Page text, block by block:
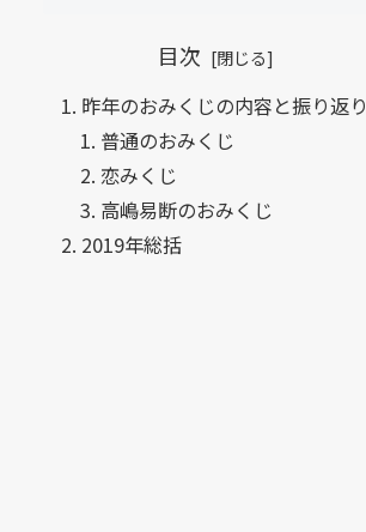
目次
昨年のおみくじの内容と振り返り
普通のおみくじ
恋みくじ
高嶋易断のおみくじ
2019年総括